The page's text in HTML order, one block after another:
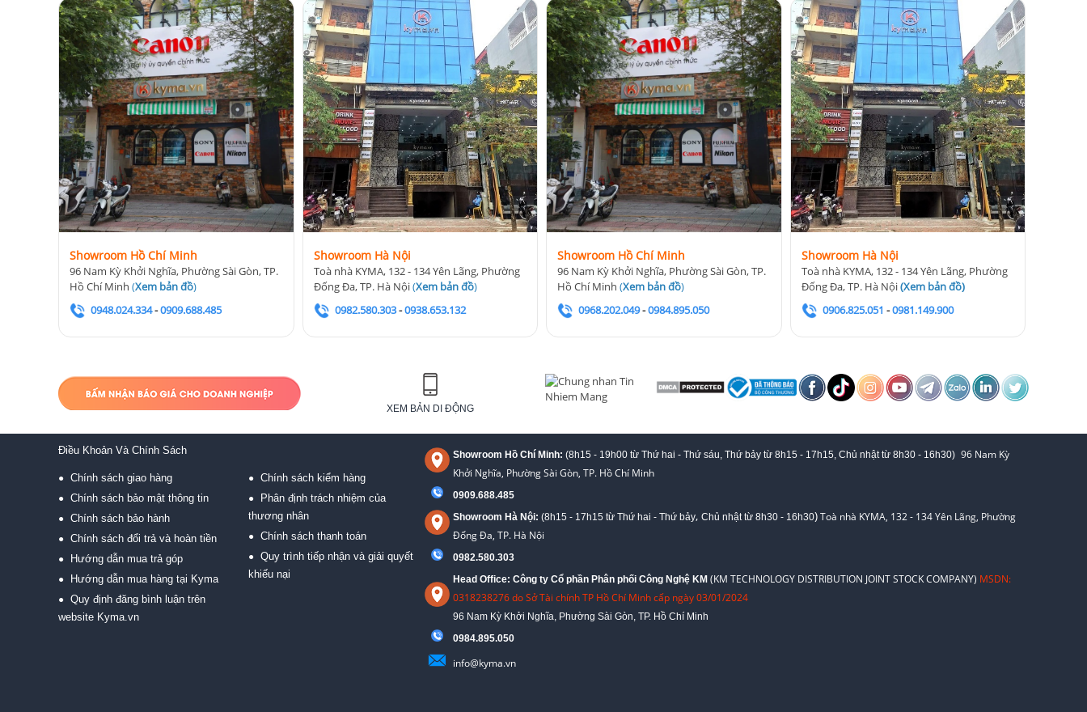
Showroom Hồ Chí Minh
96 Nam Kỳ Khởi Nghĩa, Phường Sài Gòn, TP.
Hồ Chí Minh (Xem bản đồ)
0948.024.334-0909.688.485
Showroom Hà Nội
Toà nhà KYMA, 132 - 134 Yên Lãng, Phường
Đống Đa, TP. Hà Nội(Xem bản đồ)
0982.580.303-0938.653.132
Showroom Hồ Chí Minh
96 Nam Kỳ Khởi Nghĩa, Phường Sài Gòn, TP.
Hồ Chí Minh(Xem bản đồ)
0968.202.049-0984.895.050
Showroom Hà Nội
Toà nhà KYMA, 132 - 134 Yên Lãng, Phường
Đống Đa, TP. Hà Nội(Xem bản đồ)
0906.825.051 -0981.149.900
XEM BẢN DI ĐỘNG
Điều Khoản Và Chính Sách
● Chính sách giao hàng
● Chính sách bảo mật thông tin
● Chính sách bảo hành
● Chính sách đổi trả và hoàn tiền
● Hướng dẫn mua trả góp
● Hướng dẫn mua hàng tại Kyma
● Quy định đăng bình luận trên
website Kyma.vn
● Chính sách kiểm hàng
●
Phân định trách nhiệm của
thương nhân
● Chính sách thanh toán
● Quy trình tiếp nhận và giải quyết
khiếu nại
Showroom Hồ Chí Minh: (8h15 - 19h00 từ Thứ hai - Thứ sáu, Thứ bảy từ 8h15 - 17h15, Chủ nhật từ 8h30 - 16h30) 96 Nam Kỳ
Khởi Nghĩa, Phường Sài Gòn, TP. Hồ Chí Minh
0909.688.485
Showroom Hà Nội: (8h15 - 17h15 từ Thứ hai - Thứ bảy, Chủ nhật từ 8h30 - 16h30)Toà nhà KYMA, 132 - 134 Yên Lãng, Phường
Đống Đa, TP. Hà Nội
0982.580.303
Head Office: Công ty Cổ phần Phân phối Công Nghệ KM (KM TECHNOLOGY DISTRIBUTION JOINT STOCK COMPANY) MSDN:
0318238276 do Sở Tài chính TP Hồ Chí Minh cấp ngày 03/01/2024
96 Nam Kỳ Khởi Nghĩa, Phường Sài Gòn, TP. Hồ Chí Minh
0984.895.050
info@kyma.vn